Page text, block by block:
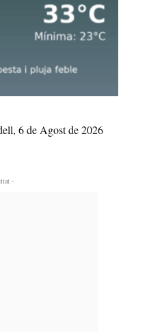
6 de Agost de 2026
-